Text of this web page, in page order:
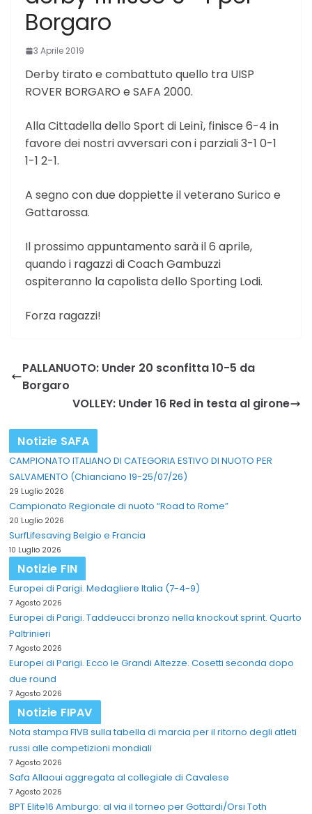
Borgaro
3 Aprile 2019
Derby tirato e combattuto quello tra UISP
ROVER BORGARO e SAFA 2000.
Alla Cittadella dello Sport di Leinì, finisce 6-4 in
favore dei nostri avversari con i parziali 3-1 0-1
1-1 2-1.
A segno con due doppiette il veterano Surico e
Gattarossa.
Il prossimo appuntamento sarà il 6 aprile,
quando i ragazzi di Coach Gambuzzi
ospiteranno la capolista dello Sporting Lodi.
Forza ragazzi!
PALLANUOTO: Under 20 sconfitta 10-5 da
Borgaro
VOLLEY: Under 16 Red in testa al girone
Notizie SAFA
CAMPIONATO ITALIANO DI CATEGORIA ESTIVO DI NUOTO PER
SALVAMENTO (Chianciano 19-25/07/26)
29 Luglio 2026
Campionato Regionale di nuoto “Road to Rome”
20 Luglio 2026
SurfLifesaving Belgio e Francia
10 Luglio 2026
Notizie FIN
Europei di Parigi. Medagliere Italia (7-4-9)
7 Agosto 2026
Europei di Parigi. Taddeucci bronzo nella knockout sprint. Quarto
Paltrinieri
7 Agosto 2026
Europei di Parigi. Ecco le Grandi Altezze. Cosetti seconda dopo
due round
7 Agosto 2026
Notizie FIPAV
Nota stampa FIVB sulla tabella di marcia per il ritorno degli atleti
russi alle competizioni mondiali
7 Agosto 2026
Safa Allaoui aggregata al collegiale di Cavalese
7 Agosto 2026
BPT Elite16 Amburgo: al via il torneo per Gottardi/Orsi Toth